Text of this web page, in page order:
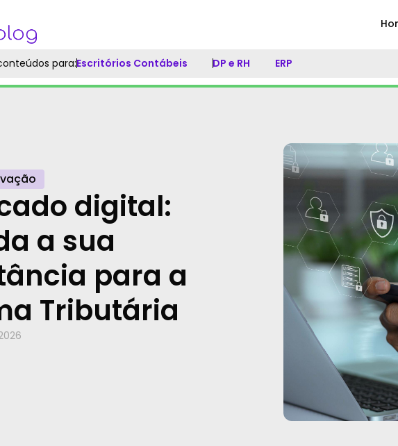
para:Escritórios Contábeis DP e RH ERP
digital:
a sua
para a
Tributária